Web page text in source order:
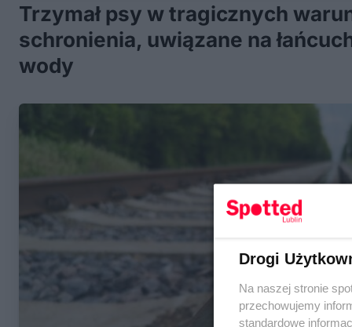
Trzymał psy w tragicznych
schronienia, uwiązane na
wody
Drogi
Na naszej stronie
przechowujemy
standardowe